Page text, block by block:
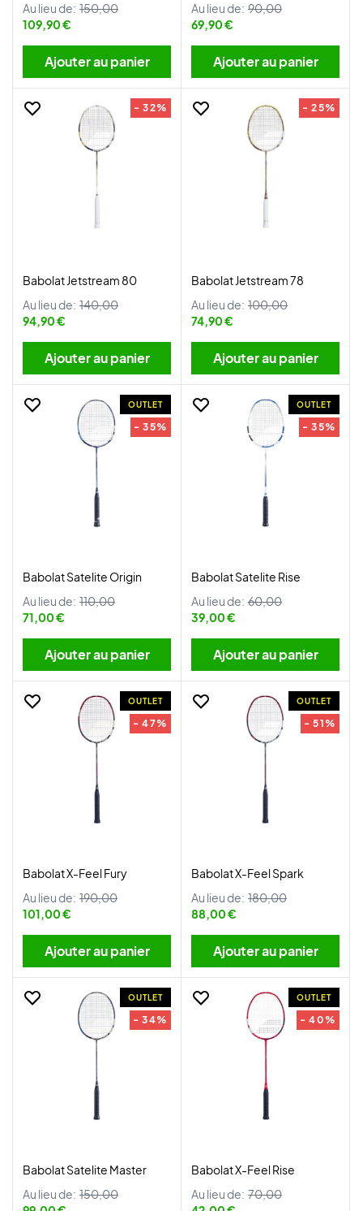
Au lieu de: 150,00
109,90 €
Ajouter au panier
Au lieu de: 90,00
69,90 €
Ajouter au panier
- 32%
Babolat Jetstream 80
Au lieu de: 140,00
94,90 €
Ajouter au panier
- 25%
Babolat Jetstream 78
Au lieu de: 100,00
74,90 €
Ajouter au panier
OUTLET
- 35%
Babolat Satelite Origin
Au lieu de: 110,00
71,00 €
Ajouter au panier
OUTLET
- 35%
Babolat Satelite Rise
Au lieu de: 60,00
39,00 €
Ajouter au panier
OUTLET
- 47%
Babolat X-Feel Fury
Au lieu de: 190,00
101,00 €
Ajouter au panier
OUTLET
- 51%
Babolat X-Feel Spark
Au lieu de: 180,00
88,00 €
Ajouter au panier
OUTLET
- 34%
Babolat Satelite Master
Au lieu de: 150,00
OUTLET
- 40%
Babolat X-Feel Rise
Au lieu de: 70,00